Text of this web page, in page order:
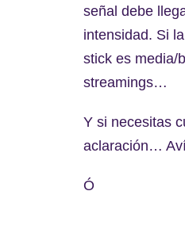
señal debe
intensidad. Si
stick es media/
streamings…
Y si necesitas
aclaración…
Ó